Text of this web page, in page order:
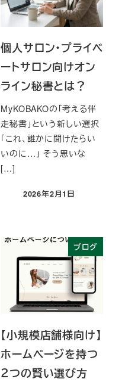
個人サロン・プライベ
ートサロン向けオン
ライン秘書とは？
MyKOBAKOの「考える伴
走秘書」という新しい選択
「これ、誰かに聞けたらい
いのに…」 そう思いな
[…]
投稿日
2026年2月1日
ブログ
【小規模店舗様向け】
ホームページを持つ
２つの賢い選び方